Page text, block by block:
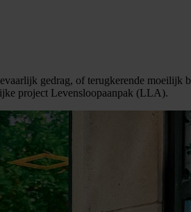
gedrag, of terugkerende moeilijk
project Levensloopaanpak (LLA).